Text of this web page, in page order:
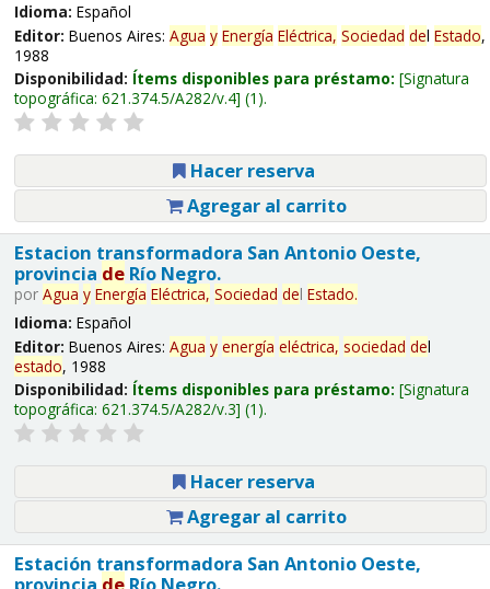
Idioma: Español
Editor: Buenos Aires: Agua y Energía Eléctrica, Sociedad del Estado,
1988
Disponibilidad: Ítems disponibles para préstamo: Signatura
topográfica: 621.374.5/A282/v.4 (1).
Hacer reserva
Agregar al carrito
Estacion transformadora San Antonio Oeste,
provincia deRío Negro.
por Agua y Energía Eléctrica, Sociedad del Estado.
Idioma: Español
Editor: Buenos Aires: Agua y energía eléctrica, sociedad del
estado, 1988
Disponibilidad: Ítems disponibles para préstamo: Signatura
topográfica: 621.374.5/A282/v.3 (1).
Hacer reserva
Agregar al carrito
Estación transformadora San Antonio Oeste,